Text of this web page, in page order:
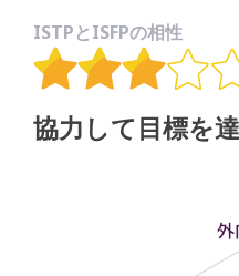
ISTPとISFPの相性
協力して目標を